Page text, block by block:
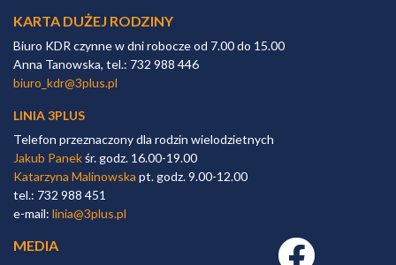
KARTA DUŻEJ RODZINY
Biuro KDR czynne w dni robocze od 7.00 do 15.00
Anna Tanowska, tel.: 732 988 446
biuro_kdr@3plus.pl
LINIA 3PLUS
Telefon przeznaczony dla rodzin wielodzietnych
Jakub Panekśr. godz. 16.00-19.00
Katarzyna Malinowska pt. godz. 9.00-12.00
tel.: 732 988 451
e-mail: linia@3plus.pl
MEDIA Facebook link